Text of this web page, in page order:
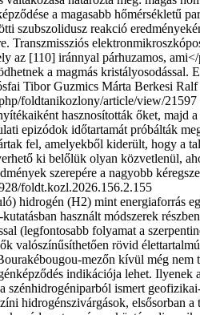
a magasabb hőmérsékletű
szubszolidusz reakció
Transz­missziós
[110] iránnyal párhuzamos,
a magmás
Tibor Guzmics Márta Berkesi
foldtanikozlony/article/view/21597
hasznosították őket, majd
epizódok időtartamát próbálták
fel, amelyekből kiderült, hogy a
ki belőlük olyan közvetlenül,
szerepére a nagyobb
foldt.kozl.2026.156.2.155
hidrogén (H2) mint energiaforrás
használt módszerek
(legfon­to­sabb folyamat a
valószínűsíthetően rövid
mezőn kívül még
indikációja lehet.
szénhidrogéniparból is­mert
hidrogénszivárgások, elsősorban